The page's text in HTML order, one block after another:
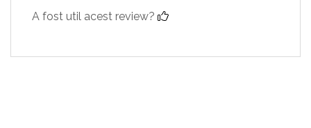
A fost util acest review?